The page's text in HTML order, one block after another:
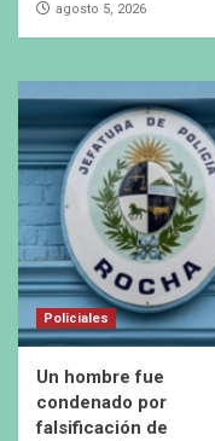
agosto 5, 2026
Policiales
Un hombre fue
condenado por
falsificación de